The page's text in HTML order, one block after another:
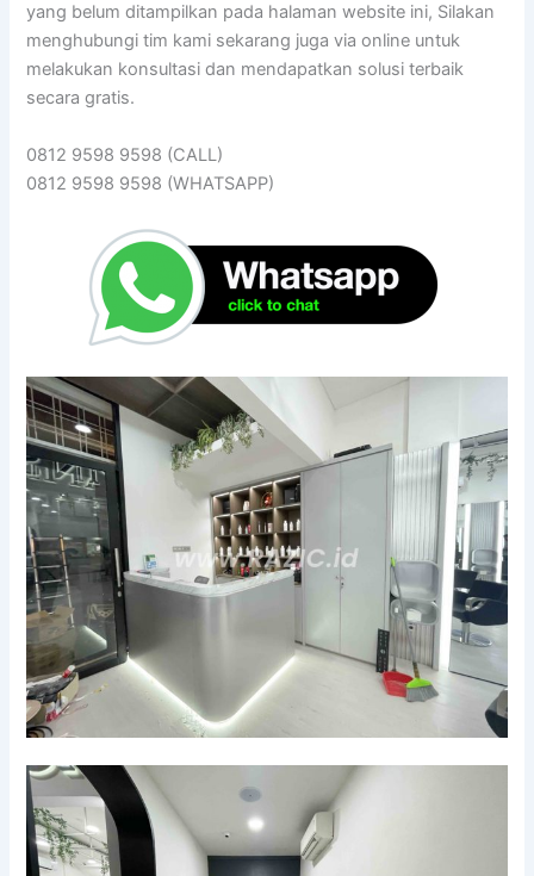
yang belum ditampilkan pada halaman website ini, Silakan
menghubungi tim kami sekarang juga via online untuk
melakukan konsultasi dan mendapatkan solusi terbaik
secara gratis.
0812 9598 9598 (CALL)
0812 9598 9598 (WHATSAPP)